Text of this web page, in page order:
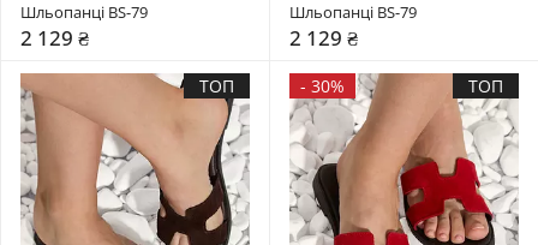
Шльопанці BS-79
2 129 ₴
Шльопанці BS-79
2 129 ₴
ТОП - 30% ТОП